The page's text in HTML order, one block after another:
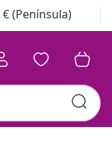
(Península)